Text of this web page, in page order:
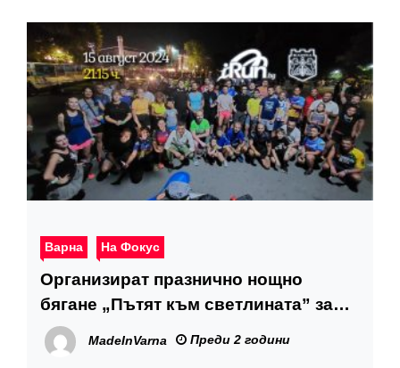
Варна На Фокус
Организират празнично нощно
бягане „Пътят към светлината” за
Деня на Варна
MadeInVarna Преди 2 години